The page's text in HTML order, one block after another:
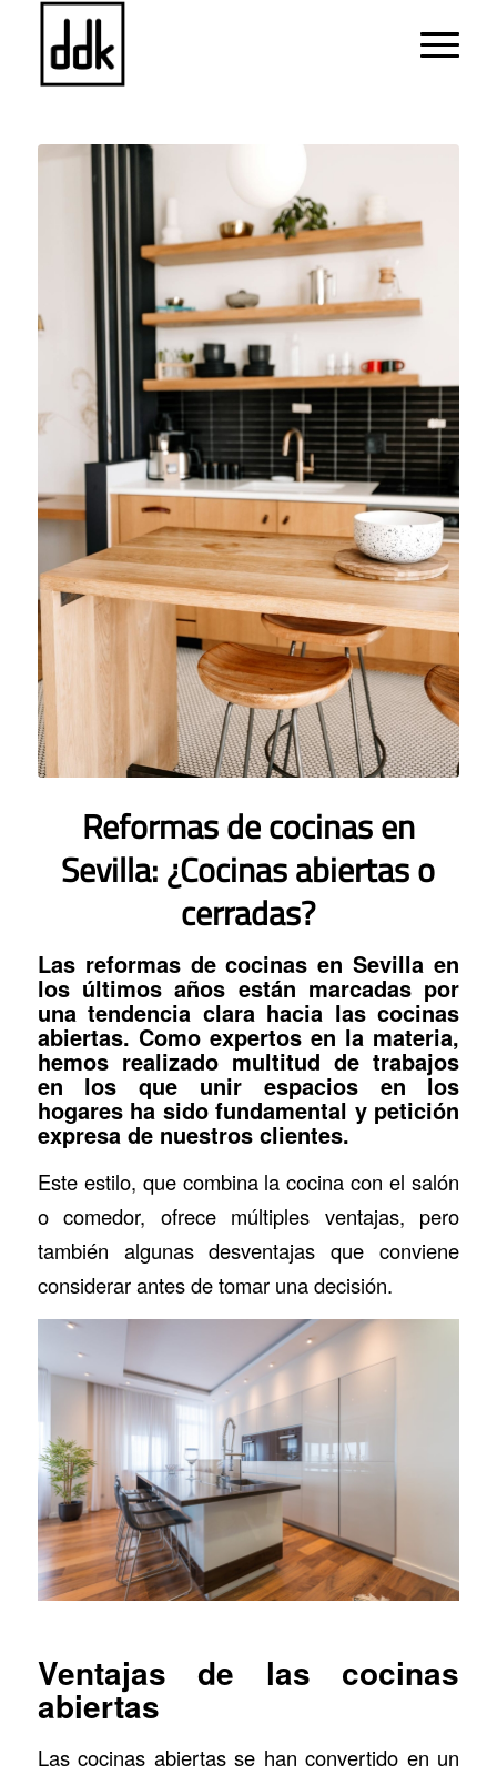
Reformas de cocinas en
Sevilla: ¿Cocinas abiertas o
cerradas?
Las reformas de cocinas en Sevilla en
los últimos años están marcadas por
una tendencia clara hacia las cocinas
abiertas. Como expertos en la materia,
hemos realizado multitud de trabajos
en los que unir espacios en los
hogares ha sido fundamental y petición
expresa de nuestros clientes.
Este estilo, que combina la cocina con el salón
o comedor, ofrece múltiples ventajas, pero
también algunas desventajas que conviene
considerar antes de tomar una decisión.
Ventajas de las cocinas
abiertas
Las cocinas abiertas se han convertido en un